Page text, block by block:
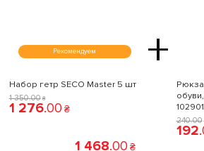
Рекомендуем +
Набор гетр SECO Master 5 шт
1 350.00 ₴
1 276.00 ₴
240.00
192.
1 468.00 ₴